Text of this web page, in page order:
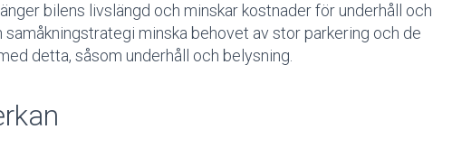
bilens livslängd och minskar kostnader för underhåll och
samåkningstrategi minska behovet av stor parkering och de
detta, såsom underhåll och belysning.